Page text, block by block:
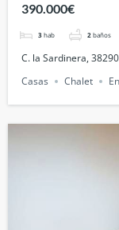
390.000€
3 hab 2 baños
C. la Sardinera,
Casas
Chalet